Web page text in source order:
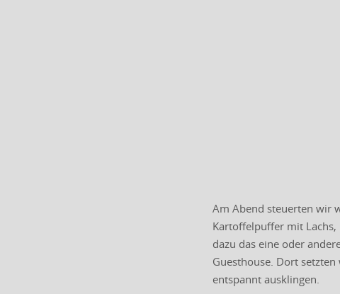
Am Abend steuerten wir
Kartoffelpuffer mit
dazu das eine oder
Guesthouse. Dort
entspannt ausklingen.